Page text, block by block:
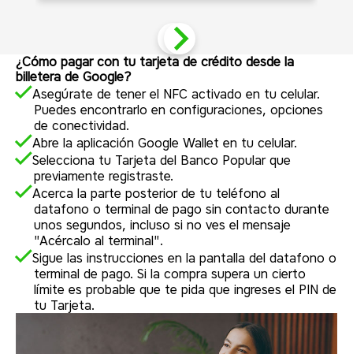
¿Cómo pagar con tu tarjeta de crédito desde la
billetera de Google?
Asegúrate de tener el NFC activado en tu celular.
Puedes encontrarlo en configuraciones, opciones
de conectividad.
Abre la aplicación Google Wallet en tu celular.
Selecciona tu Tarjeta del Banco Popular que
previamente registraste.
Acerca la parte posterior de tu teléfono al
datafono o terminal de pago sin contacto durante
unos segundos, incluso si no ves el mensaje
"Acércalo al terminal".
Sigue las instrucciones en la pantalla del datafono o
terminal de pago. Si la compra supera un cierto
límite es probable que te pida que ingreses el PIN de
tu Tarjeta.